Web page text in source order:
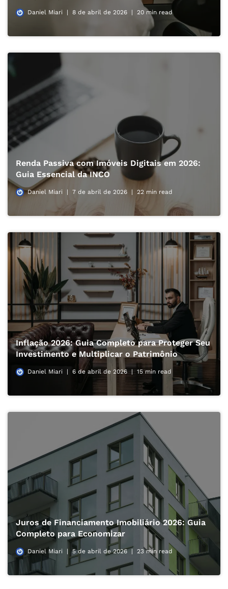
Daniel Miari 8 de abril de 2026 20 min read
Renda Passiva com Imóveis Digitais em 2026:
Guia Essencial da INCO
Daniel Miari 7 de abril de 2026 22 min read
Inflação 2026: Guia Completo para Proteger Seu
Investimento e Multiplicar o Patrimônio
Daniel Miari 6 de abril de 2026 15 min read
Juros de Financiamento Imobiliário 2026: Guia
Completo para Economizar
Daniel Miari 5 de abril de 2026 23 min read